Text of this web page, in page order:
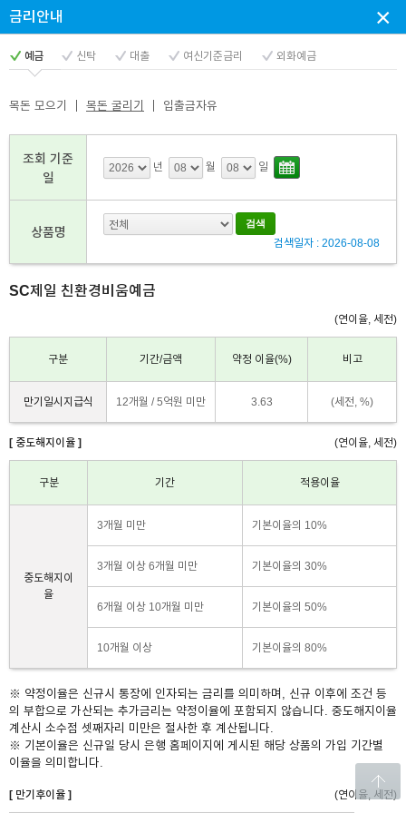
금리안내
예금 신탁 대출 여신기준금리 외화예금
목돈 모으기 목돈 굴리기 입출금자유
조회 기준
일
년 월 일
상품명
검색일자 : 2026-08-08
SC제일 친환경비움예금
(연이율, 세전)
구분 기간/금액 약정 이율(%) 비고
만기일시지급식 12개월 / 5억원 미만 3.63 (세전, %)
[ 중도해지이율 ] (연이율, 세전)
구분 기간 적용이율
중도해지이
율
3개월 미만 기본이율의 10%
3개월 이상 6개월 미만 기본이율의 30%
6개월 이상 10개월 미만 기본이율의 50%
10개월 이상 기본이율의 80%
※ 약정이율은 신규시 통장에 인자되는 금리를 의미하며, 신규 이후에 조건 등
의 부합으로 가산되는 추가금리는 약정이율에 포함되지 않습니다. 중도해지이율
계산시 소수점 셋째자리 미만은 절사한 후 계산됩니다.
※ 기본이율은 신규일 당시 은행 홈페이지에 게시된 해당 상품의 가입 기간별
이율을 의미합니다.
[ 만기후이율 ] (연이율, 세전)
닫
×